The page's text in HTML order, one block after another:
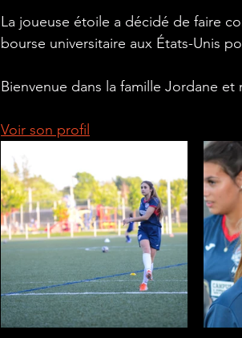
La joueuse étoile a décidé de faire
bourse universitaire aux États-Unis
Bienvenue dans la famille Jordane
Voir son profil